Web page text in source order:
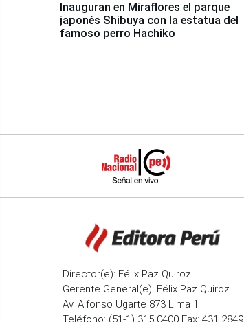
Inauguran en Miraflores el parque
japonés Shibuya con la estatua del
famoso perro Hachiko
Director(e): Félix Paz Quiroz
Gerente General(e): Félix Paz Quiroz
Av. Alfonso Ugarte 873 Lima 1
Teléfono: (51-1) 315 0400 Fax: 431 2849